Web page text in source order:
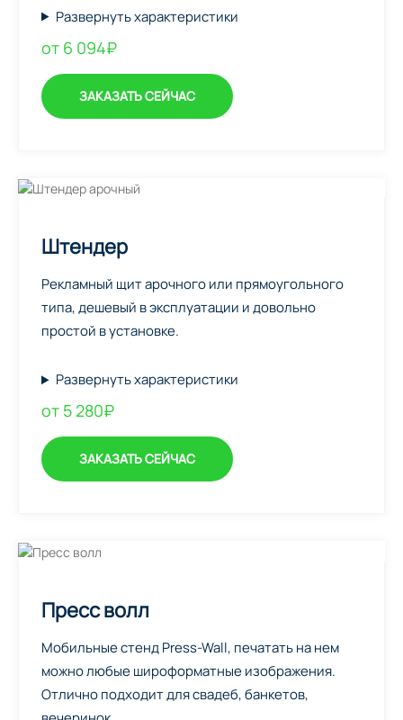
Развернуть характеристики
от 6 094₽
ЗАКАЗАТЬ СЕЙЧАС
Штендер
Рекламный щит арочного или прямоугольного
типа, дешевый в эксплуатации и довольно
простой в установке.
Развернуть характеристики
от 5 280₽
ЗАКАЗАТЬ СЕЙЧАС
Пресс волл
Мобильные стенд Press-Wall, печатать на нем
можно любые широформатные изображения.
Отлично подходит для свадеб, банкетов,